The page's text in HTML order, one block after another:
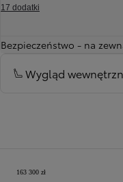
17 dodatki
Bezpieczeństwo - na
Wygląd
163 300 zł
Twoja konfiguracja